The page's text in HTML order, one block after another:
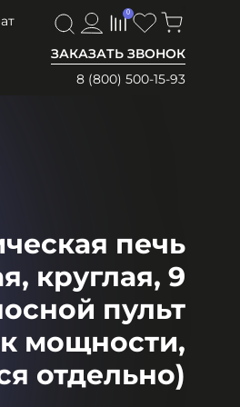
ЗАКАЗАТЬ ЗВОНОК
8 (800) 500-15-93
0
печь
круглая, 9
пульт
мощности,
отдельно)